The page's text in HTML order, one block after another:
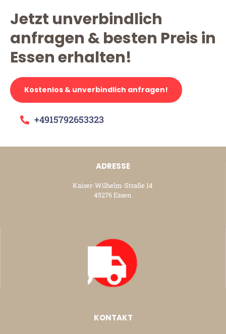
Jetzt unverbindlich
anfragen & besten Preis in
Essen erhalten!
Kostenlos & unverbindlich anfragen!
+4915792653323
ADRESSE
Kaiser-Wilhelm-Straße 14
45276 Essen
KONTAKT